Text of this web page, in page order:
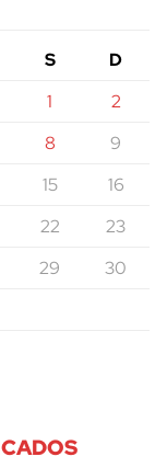
S
D
1
2
8
9
15
16
22
23
29
30